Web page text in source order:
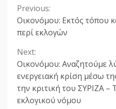
Continue
Reading
Previous:
Οικονόμου: Εκτός τόπου
περί εκλογών
Next:
Οικονόμου: Αναζητούμε
ενεργειακή κρίση μέσω
την κριτική του ΣΥΡΙΖΑ –
εκλογικού νόμου